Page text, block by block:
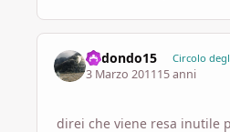
Redondo15 Circolo
3 Marzo 201115 anni
direi che viene resa inutile